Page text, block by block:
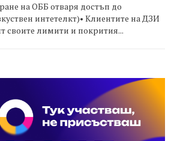
на ОББ отваря достъп до
интетелкт)• Клиентите на ДЗИ
своите лимити и покрития...